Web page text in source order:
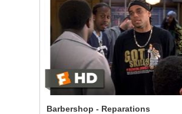
Barbershop - Reparations